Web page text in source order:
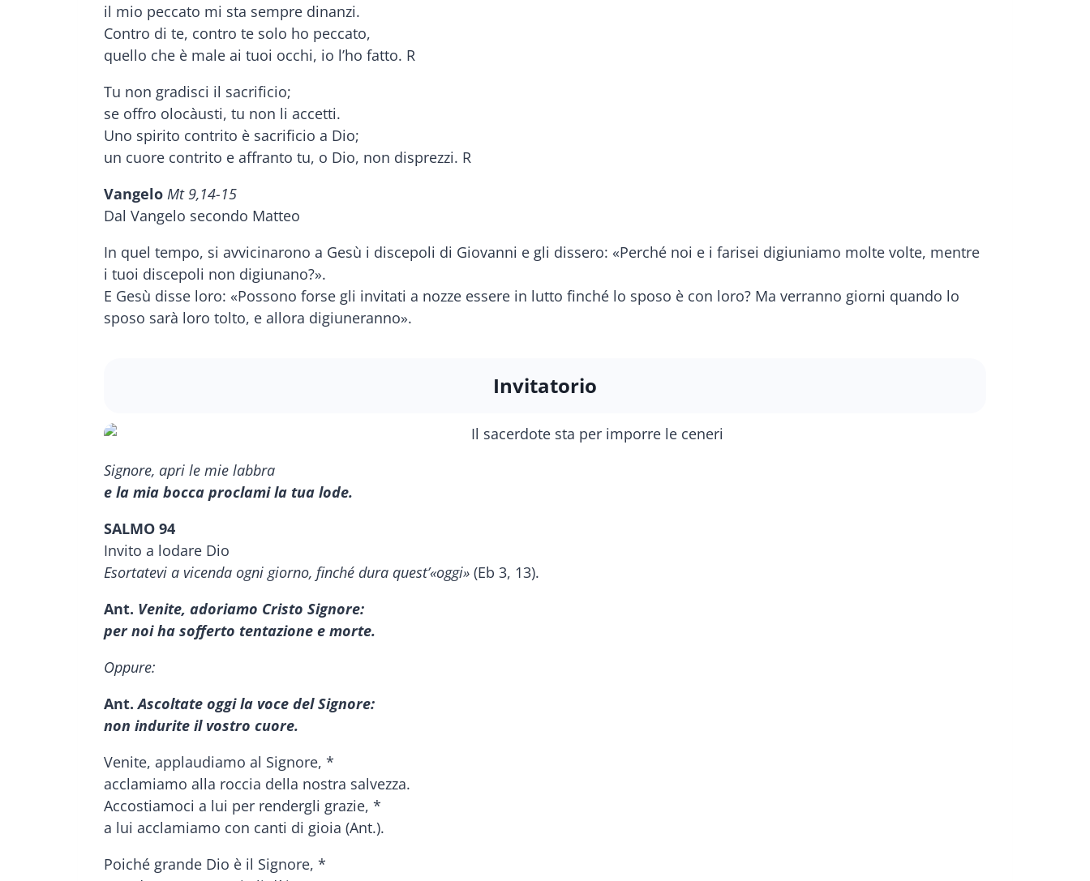
il mio peccato mi sta sempre dinanzi.
Contro di te, contro te solo ho peccato,
quello che è male ai tuoi occhi, io l’ho fatto. R
Tu non gradisci il sacrificio;
se offro olocàusti, tu non li accetti.
Uno spirito contrito è sacrificio a Dio;
un cuore contrito e affranto tu, o Dio, non disprezzi. R
Vangelo Mt 9,14-15
Dal Vangelo secondo Matteo
In quel tempo, si avvicinarono a Gesù i discepoli di Giovanni e gli dissero: «Perché noi e i farisei digiuniamo molte volte, mentre
i tuoi discepoli non digiunano?».
E Gesù disse loro: «Possono forse gli invitati a nozze essere in lutto finché lo sposo è con loro? Ma verranno giorni quando lo
sposo sarà loro tolto, e allora digiuneranno».
Invitatorio
Signore, apri le mie labbra
e la mia bocca proclami la tua lode.
SALMO 94
Invito a lodare Dio
Esortatevi a vicenda ogni giorno, finché dura quest’«oggi» (Eb 3, 13).
Ant. Venite, adoriamo Cristo Signore:
per noi ha sofferto tentazione e morte.
Oppure:
Ant.Ascoltate oggi la voce del Signore:
non indurite il vostro cuore.
Venite, applaudiamo al Signore, *
acclamiamo alla roccia della nostra salvezza.
Accostiamoci a lui per rendergli grazie, *
a lui acclamiamo con canti di gioia (Ant.).
Poiché grande Dio è il Signore, *